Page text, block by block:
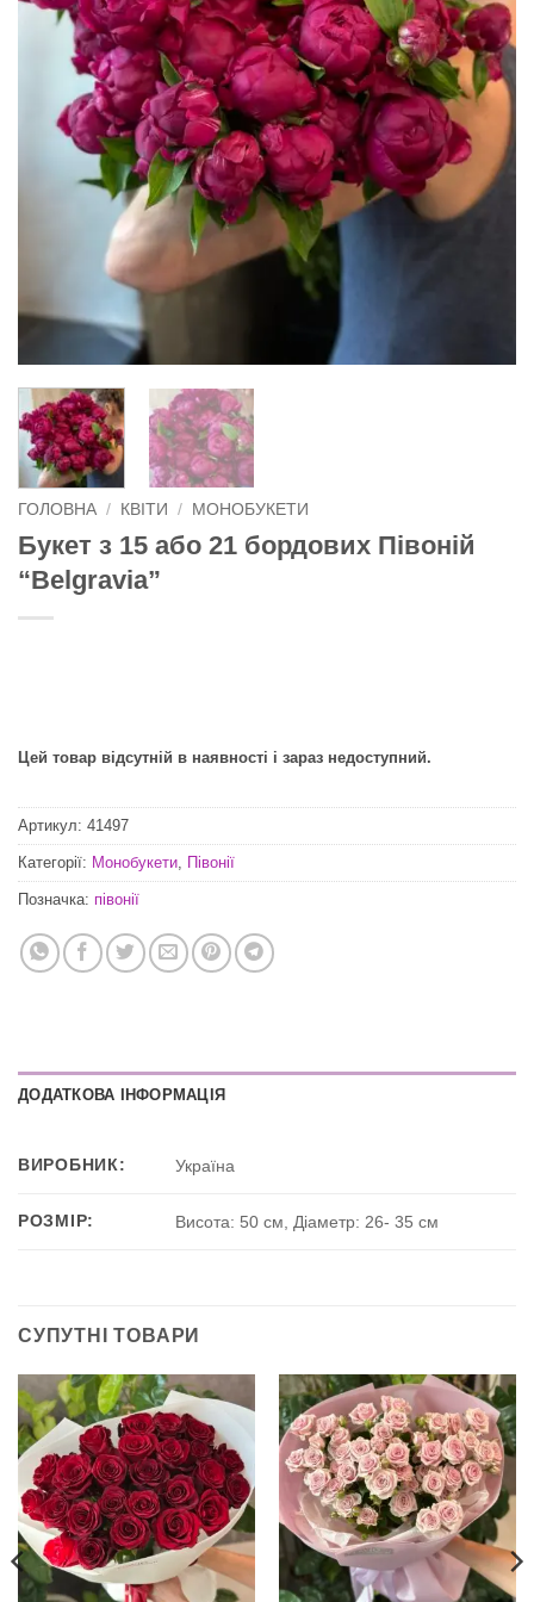
ГОЛОВНА / КВІТИ / МОНОБУКЕТИ
Букет з 15 або 21 бордових Півоній
“Belgravia”
Цей товар відсутній в наявності і зараз недоступний.
Артикул: 41497
Категорії: Монобукети, Півонії
Позначка: півонії
ДОДАТКОВА ІНФОРМАЦІЯ
ВИРОБНИК: Україна
РОЗМІР: Висота: 50 см, Діаметр: 26- 35 см
СУПУТНІ ТОВАРИ